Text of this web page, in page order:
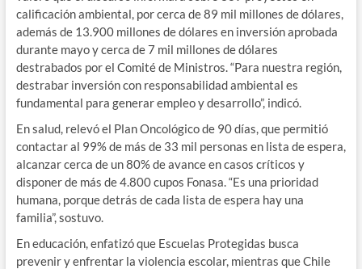
calificación ambiental, por cerca de 89 mil millones de dólares,
además de 13.900 millones de dólares en inversión aprobada
durante mayo y cerca de 7 mil millones de dólares
destrabados por el Comité de Ministros. “Para nuestra región,
destrabar inversión con responsabilidad ambiental es
fundamental para generar empleo y desarrollo”, indicó.
En salud, relevó el Plan Oncológico de 90 días, que permitió
contactar al 99% de más de 33 mil personas en lista de espera,
alcanzar cerca de un 80% de avance en casos críticos y
disponer de más de 4.800 cupos Fonasa. “Es una prioridad
humana, porque detrás de cada lista de espera hay una
familia”, sostuvo.
En educación, enfatizó que Escuelas Protegidas busca
prevenir y enfrentar la violencia escolar, mientras que Chile